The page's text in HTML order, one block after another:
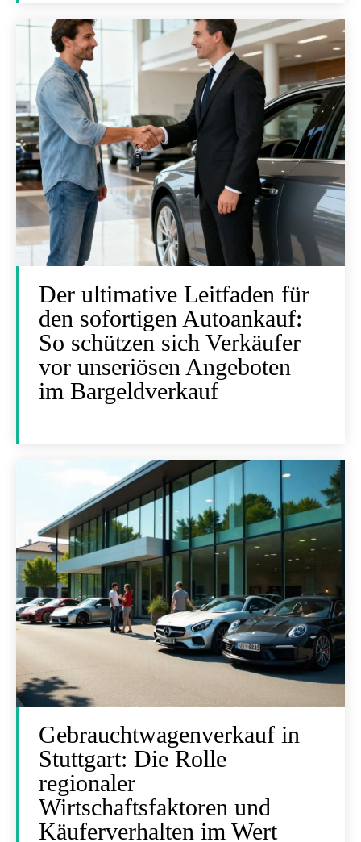
Der ultimative Leitfaden für
den sofortigen Autoankauf:
So schützen sich Verkäufer
vor unseriösen Angeboten
im Bargeldverkauf
Gebrauchtwagenverkauf in
Stuttgart: Die Rolle
regionaler
Wirtschaftsfaktoren und
Käuferverhalten im Wert